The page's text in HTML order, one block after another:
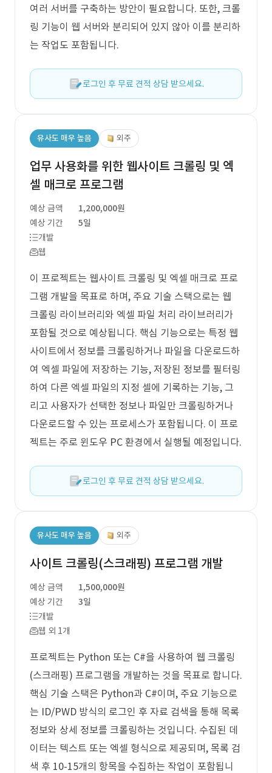
여러 서버를 구축하는 방안이 필요합니다. 또한, 크롤
링 기능이 웹 서버와 분리되어 있지 않아 이를 분리하
는 작업도 포함됩니다.
로그인 후 무료 견적 상담 받으세요.
유사도 매우 높음 외주
업무 사용화를 위한 웹사이트 크롤링 및 엑
셀 매크로 프로그램
예상 금액
1,200,000원
예상 기간
5일
개발
웹
이 프로젝트는 웹사이트 크롤링 및 엑셀 매크로 프로
그램 개발을 목표로 하며, 주요 기술 스택으로는 웹
크롤링 라이브러리와 엑셀 파일 처리 라이브러리가
포함될 것으로 예상됩니다. 핵심 기능으로는 특정 웹
사이트에서 정보를 크롤링하거나 파일을 다운로드하
여 엑셀 파일에 저장하는 기능, 저장된 정보를 필터링
하여 다른 엑셀 파일의 지정 셀에 기록하는 기능, 그
리고 사용자가 선택한 정보나 파일만 크롤링하거나
다운로드할 수 있는 프로세스가 포함됩니다. 이 프로
젝트는 주로 윈도우 PC 환경에서 실행될 예정입니다.
로그인 후 무료 견적 상담 받으세요.
유사도 매우 높음 외주
사이트 크롤링(스크래핑) 프로그램 개발
예상 금액
1,500,000원
예상 기간
3일
개발
웹 외 1개
프로젝트는 Python 또는 C#을 사용하여 웹 크롤링
(스크래핑) 프로그램을 개발하는 것을 목표로 합니다.
핵심 기술 스택은 Python과 C#이며, 주요 기능으로
는 ID/PWD 방식의 로그인 후 자료 검색을 통해 목록
정보와 상세 정보를 크롤링하는 것입니다. 수집된 데
이터는 텍스트 또는 엑셀 형식으로 제공되며, 목록 검
색 후 10-15개의 항목을 수집하는 작업이 포함됩니